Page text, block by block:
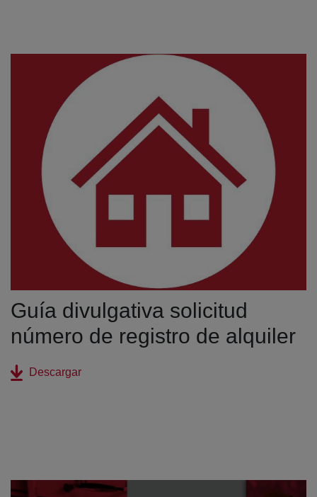
Guía divulgativa solicitud
número de registro de alquiler
Descargar(abre en nueva ventana)